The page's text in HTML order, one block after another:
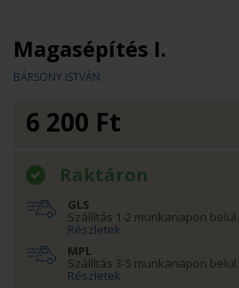
Magasépítés I.
BÁRSONY ISTVÁN
6 200 Ft
Raktáron
GLS
Szállítás 1-2 munkanapon belül.
Részletek
MPL
Szállítás 3-5 munkanapon belül.
Részletek